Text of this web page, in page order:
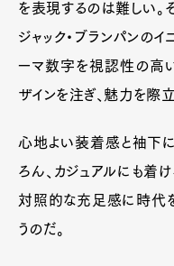
を表現するのは難しい
ジャック・ブランパンのイ
ーマ数字を視認性の高
ザインを注ぎ、魅力を際
心地よい装着感と袖下に
ろん、カジュアルにも着
対照的な充足感に時代
うのだ。